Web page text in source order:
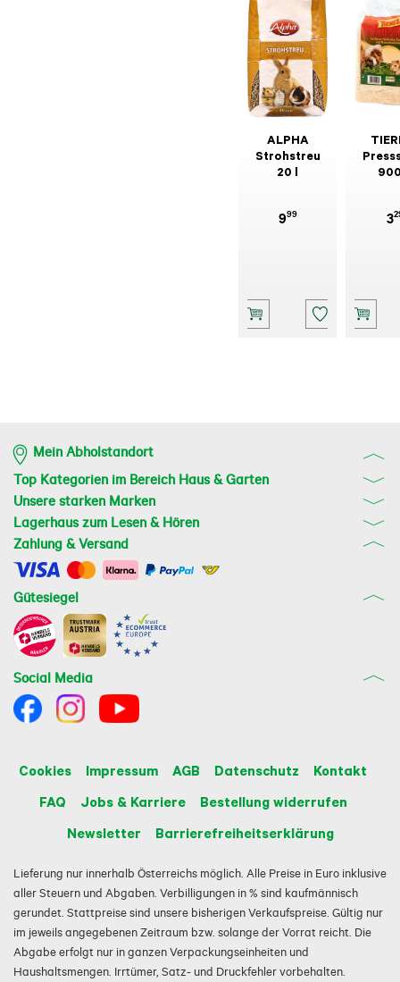
ALPHA
Strohstreu
20 l
999 3
Mein Abholstandort
Top Kategorien im Bereich Haus & Garten
Unsere starken Marken
Lagerhaus zum Lesen & Hören
Zahlung & Versand
Gütesiegel
Social Media
Cookies Impressum AGB Datenschutz
Kontakt
FAQ
Jobs & Karriere
Bestellung widerrufen
Newsletter
Barrierefreiheitserklärung
Lieferung nur innerhalb Österreichs möglich. Alle Preise in Euro inklusive
aller Steuern und Abgaben. Verbilligungen in % sind kaufmännisch
gerundet. Stattpreise sind unsere bisherigen Verkaufspreise. Gültig nur
im jeweils angegebenen Zeitraum bzw. solange der Vorrat reicht. Die
Abgabe erfolgt nur in ganzen Verpackungseinheiten und
Haushaltsmengen. Irrtümer, Satz- und Druckfehler vorbehalten.